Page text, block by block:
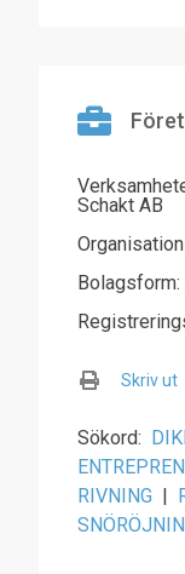
Schakt AB
Skriv ut
Sökord:
RIVNING |